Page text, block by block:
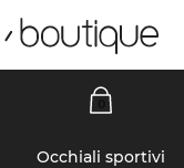
Occhiali sportivi